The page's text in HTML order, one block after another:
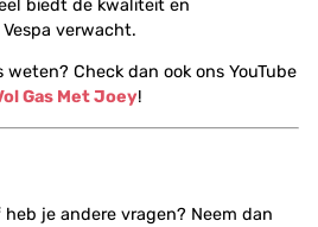
biedt de kwaliteit en
verwacht.
weten? Check dan ook ons YouTube
Gas Met Joey!
je andere vragen? Neem dan